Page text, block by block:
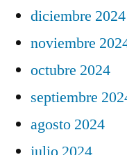
diciembre 2024
noviembre
octubre 2024
septiembre
agosto 2024